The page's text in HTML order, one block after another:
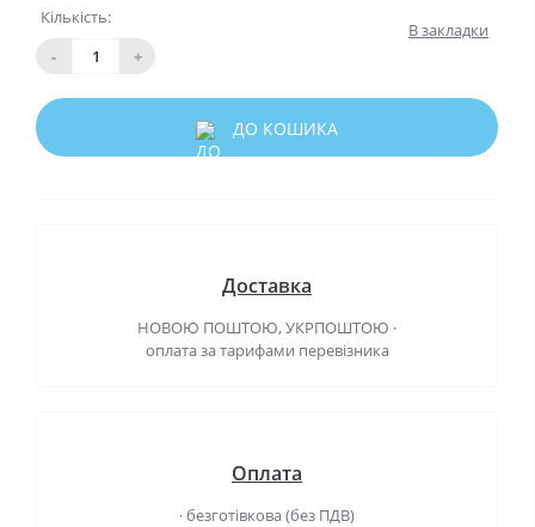
Кількість:
-
+
В закладки
ДО КОШИКА
Доставка
НОВОЮ ПОШТОЮ, УКРПОШТОЮ ·
оплата за тарифами перевізника
Оплата
· безготівкова (без ПДВ)